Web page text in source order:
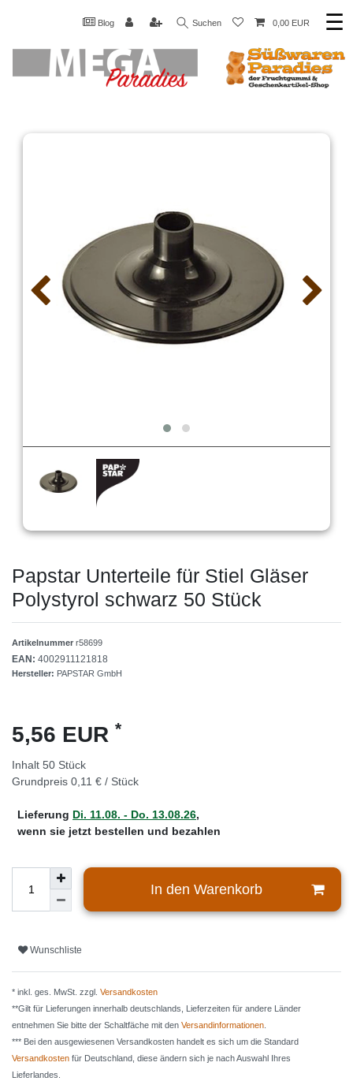
Blog Suchen 0,00 EUR ☰
Papstar Unterteile für Stiel Gläser
Polystyrol schwarz 50 Stück
Artikelnummer r58699
EAN: 4002911121818
Hersteller: PAPSTAR GmbH
5,56 EUR *
Inhalt 50 Stück
Grundpreis 0,11 € / Stück
Lieferung Di. 11.08. - Do. 13.08.26,
wenn sie jetzt bestellen und bezahlen
In den Warenkorb
Wunschliste
* inkl. ges. MwSt. zzgl. Versandkosten
**Gilt für Lieferungen innerhalb deutschlands, Lieferzeiten für andere Länder
entnehmen Sie bitte der Schaltfäche mit den Versandinformationen
*** Bei den ausgewiesenen Versandkosten handelt es sich um die Standard
Versandkosten für Deutschland, diese ändern sich je nach Auswahl Ihres
Lieferlandes.